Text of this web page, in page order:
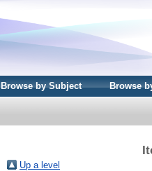
Browse by Subject Browse
Up a level